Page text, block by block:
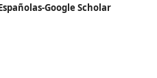
Google Scholar